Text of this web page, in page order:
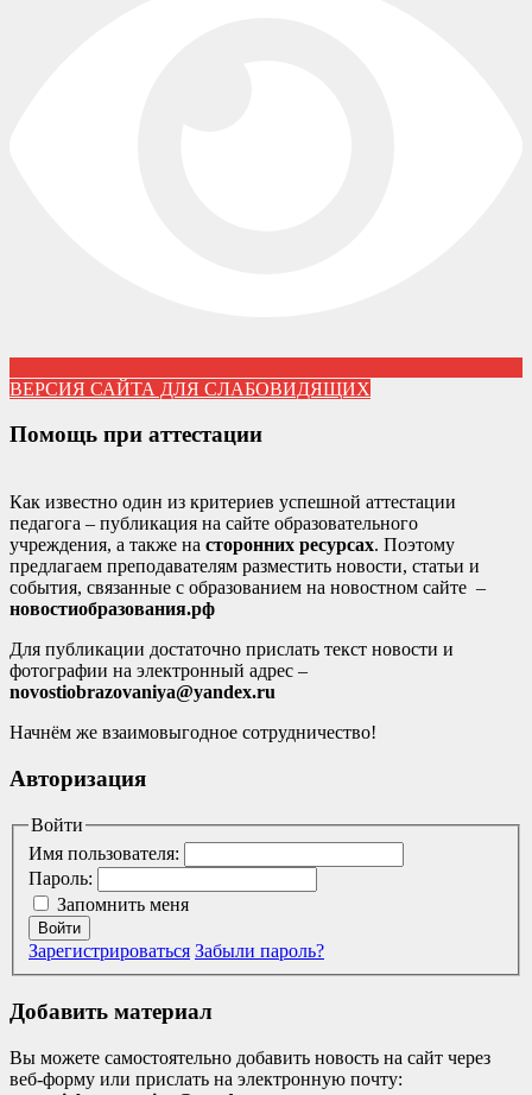
ВЕРСИЯ САЙТА ДЛЯ СЛАБОВИДЯЩИХ
Помощь при аттестации
Как известно один из критериев успешной аттестации
педагога – публикация на сайте образовательного
учреждения, а также на сторонних ресурсах. Поэтому
предлагаем преподавателям разместить новости, статьи и
события, связанные с образованием на новостном сайте –
новостиобразования.рф
Для публикации достаточно прислать текст новости и
фотографии на электронный адрес –
novostiobrazovaniya@yandex.ru
Начнём же взаимовыгодное сотрудничество!
Авторизация
Войти
Имя пользователя:
Пароль:
Запомнить меня
Войти
Зарегистрироваться Забыли пароль?
Добавить материал
Вы можете самостоятельно добавить новость на сайт через
веб-форму или прислать на электронную почту: